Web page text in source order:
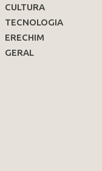
CULTURA
TECNOLOGIA
ERECHIM
GERAL